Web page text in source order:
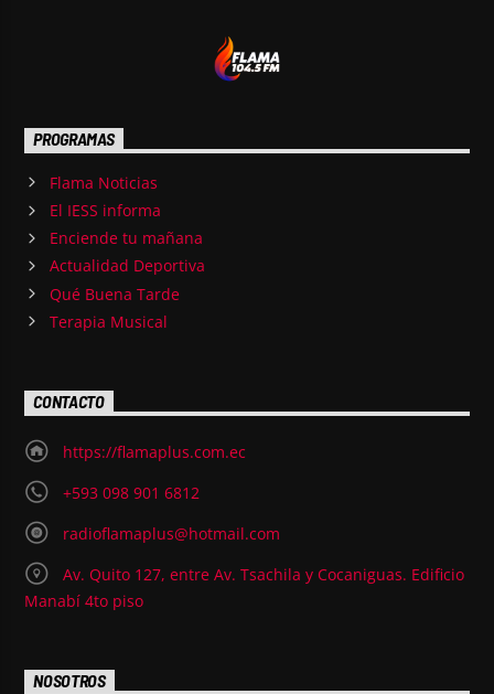
PROGRAMAS
Flama Noticias
El IESS informa
Enciende tu mañana
Actualidad Deportiva
Qué Buena Tarde
Terapia Musical
CONTACTO
https://flamaplus.com.ec
+593 098 901 6812
radioflamaplus@hotmail.com
Av. Quito 127, entre Av. Tsachila y Cocaniguas. Edificio
Manabí 4to piso
NOSOTROS